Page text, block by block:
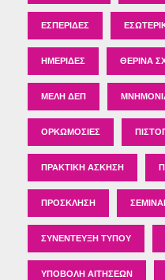
ΕΣΠΕΡΊΔΕΣ
ΗΜΕΡΊΔΕΣ ΘΕΡΙΝΆ
ΜΈΛΗ ΔΕΠ
ΟΡΚΩΜΟΣΊΕΣ
ΠΡΑΚΤΙΚΉ ΆΣΚΗΣΗ
ΠΡΌΣΚΛΗΣΗ
ΣΥΝΈΝΤΕΥΞΗ ΤΎΠΟΥ
ΥΠΟΒΟΛΉ ΑΙΤΉΣΕΩΝ